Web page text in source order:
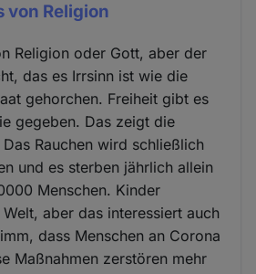
von Religion
Religion oder Gott, aber der
das es Irrsinn ist wie die
gehorchen. Freiheit gibt es
gegeben. Das zeigt die
Rauchen wird schließlich
und es sterben jährlich allein
Menschen. Kinder
aber das interessiert auch
dass Menschen an Corona
Maßnahmen zerstören mehr